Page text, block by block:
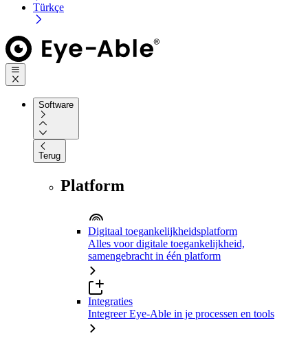
Türkçe
Software
Terug
Platform
Digitaal toegankelijkheidsplatform
Alles voor digitale toegankelijkheid,
samengebracht in één platform
Integraties
Integreer Eye-Able in je processen en tools